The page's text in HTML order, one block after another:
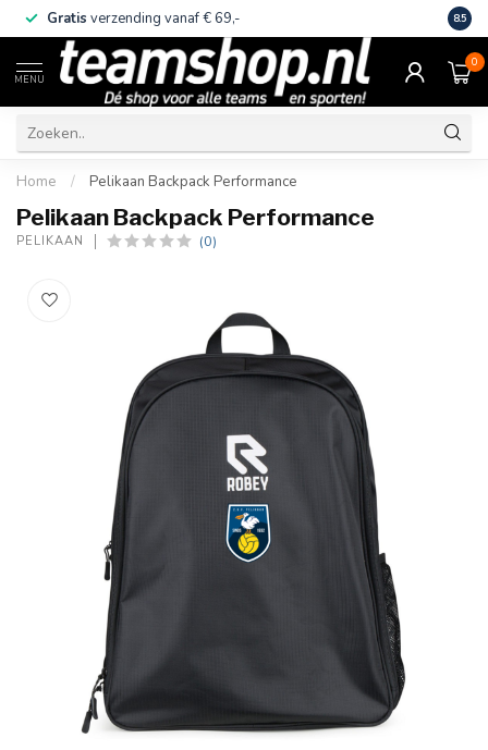
Gratis verzending vanaf € 69,- Eigen
8.5
MENU
0
Home / Pelikaan Backpack Performance
Pelikaan Backpack Performance
PELIKAAN (0)